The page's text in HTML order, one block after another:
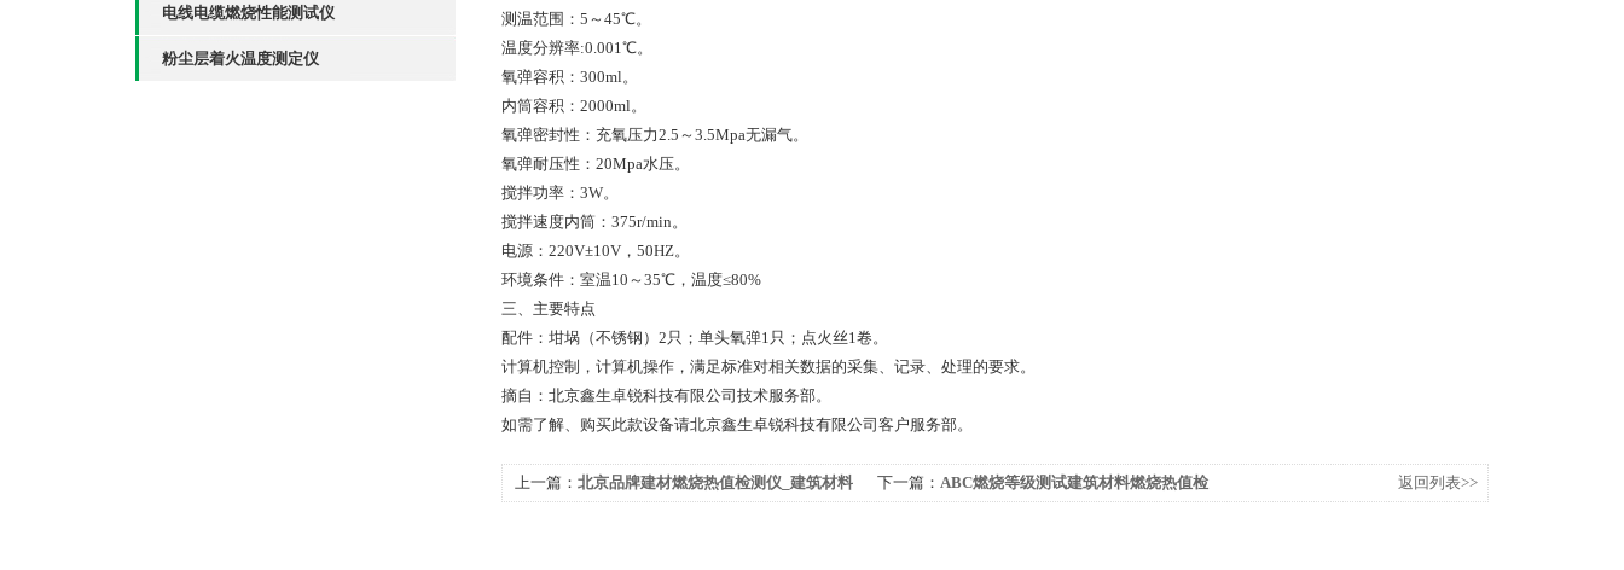
电线电缆燃烧性能测试仪
粉尘层着火温度测定仪
测温范围：5～45℃。
温度分辨率:0.001℃。
氧弹容积：300ml。
内筒容积：2000ml。
氧弹密封性：充氧压力2.5～3.5Mpa无漏气。
氧弹耐压性：20Mpa水压。
搅拌功率：3W。
搅拌速度内筒：375r/min。
电源：220V±10V，50HZ。
环境条件：室温10～35℃，温度≤80%
三、主要特点
配件：坩埚（不锈钢）2只；单头氧弹1只；点火丝1卷。
计算机控制，计算机操作，满足标准对相关数据的采集、记录、处理的要求。
摘自：北京鑫生卓锐科技有限公司技术服务部。
如需了解、购买此款设备请北京鑫生卓锐科技有限公司客户服务部。
上一篇： 北京品牌建材燃烧热值检测仪_建筑材料
下一篇： ABC燃烧等级测试建筑材料燃烧热值检
返回列表>>